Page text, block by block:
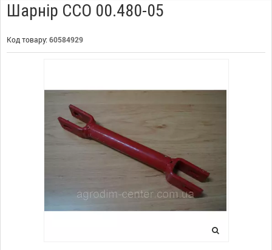
Шарнір ССО 00.480-05
Код товару: 60584929